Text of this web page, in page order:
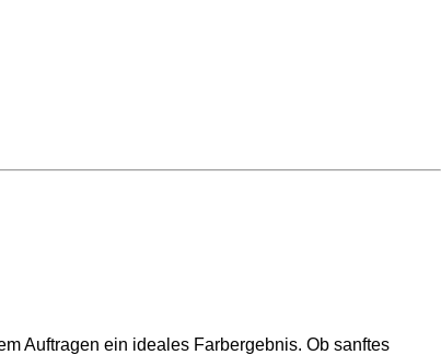
Auftragen ein ideales Farbergebnis. Ob sanftes